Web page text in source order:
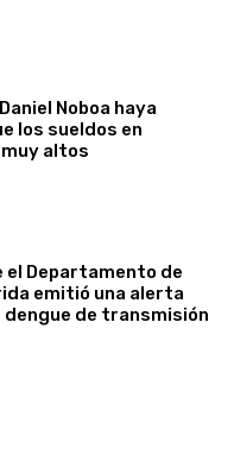
Noboa haya
los sueldos en
altos
el Departamento de
emitió una alerta
dengue de transmisión